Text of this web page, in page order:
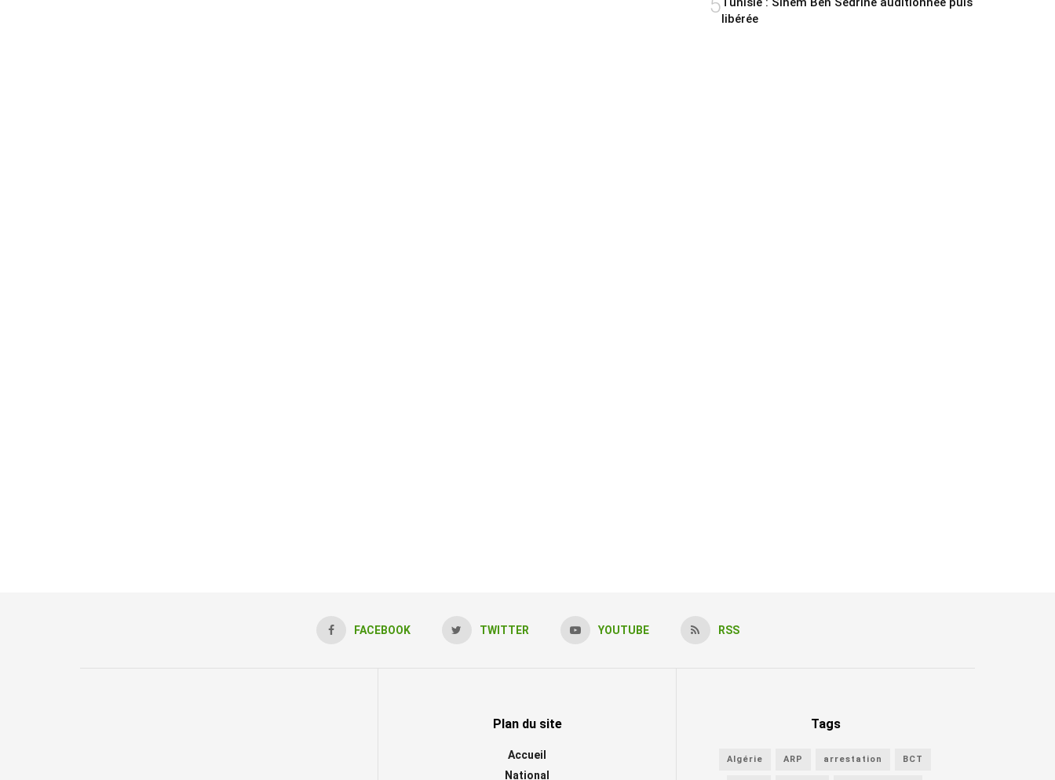
5
libérée
FACEBOOK TWITTER YOUTUBE RSS
Plan du site
Accueil
National
Tags
Algérie ARP arrestation BCT